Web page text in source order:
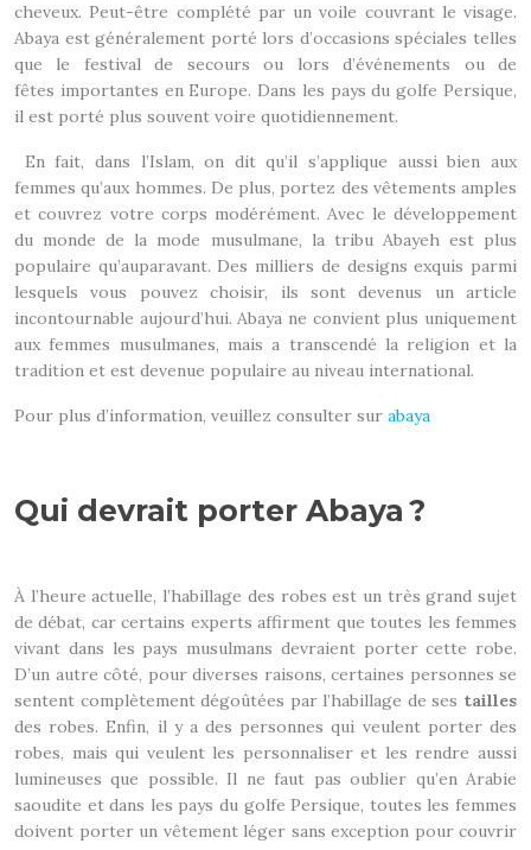
cheveux. Peut-être complété par un voile couvrant le visage.
Abaya est généralement porté lors d’occasions spéciales telles
que le festival de secours ou lors d’événements ou de
fêtes importantes en Europe. Dans les pays du golfe Persique,
il est porté plus souvent voire quotidiennement.
En fait, dans l’Islam, on dit qu’il s’applique aussi bien aux
femmes qu’aux hommes. De plus, portez des vêtements amples
et couvrez votre corps modérément. Avec le développement
du monde de la mode musulmane, la tribu Abayeh est plus
populaire qu’auparavant. Des milliers de designs exquis parmi
lesquels vous pouvez choisir, ils sont devenus un article
incontournable aujourd’hui. Abaya ne convient plus uniquement
aux femmes musulmanes, mais a transcendé la religion et la
tradition et est devenue populaire au niveau international.
Pour plus d’information, veuillez consulter sur abaya
Qui devrait porter Abaya ?
À l’heure actuelle, l’habillage des robes est un très grand sujet
de débat, car certains experts affirment que toutes les femmes
vivant dans les pays musulmans devraient porter cette robe.
D’un autre côté, pour diverses raisons, certaines personnes se
sentent complètement dégoûtées par l’habillage de ses tailles
des robes. Enfin, il y a des personnes qui veulent porter des
robes, mais qui veulent les personnaliser et les rendre aussi
lumineuses que possible. Il ne faut pas oublier qu’en Arabie
saoudite et dans les pays du golfe Persique, toutes les femmes
doivent porter un vêtement léger sans exception pour couvrir